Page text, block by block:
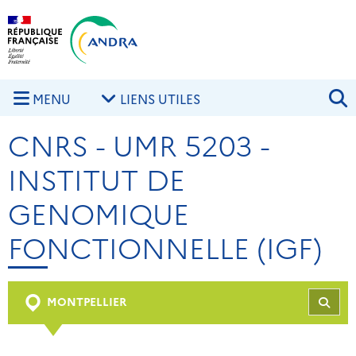
Aller au contenu principal
MENU LIENS UTILES
CNRS - UMR 5203 -
INSTITUT DE
GENOMIQUE
FONCTIONNELLE (IGF)
MONTPELLIER